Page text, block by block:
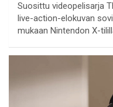
Suosittu videopelisarja
live-action-elokuvan
mukaan Nintendon X-